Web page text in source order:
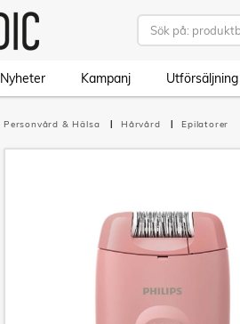
Nyheter Kampanj Utförsäljning
Personvård & Hälsa Hårvård Epilatorer